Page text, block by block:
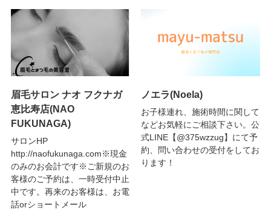
眉毛サロン ナオ フクナガ
恵比寿店(NAO
FUKUNAGA)
サロンHP
http://naofukunaga.com※現金
のみのお会計です※ご新規のお
客様のご予約は、一時受付中止
中です。再来のお客様は、お電
話orショートメール
ノエラ(Noela)
お子様連れ、施術時間に関して
などお気軽にご相談下さい。公
式LINE【@375wzzug】にて予
約、問い合わせの受付をしてお
ります！